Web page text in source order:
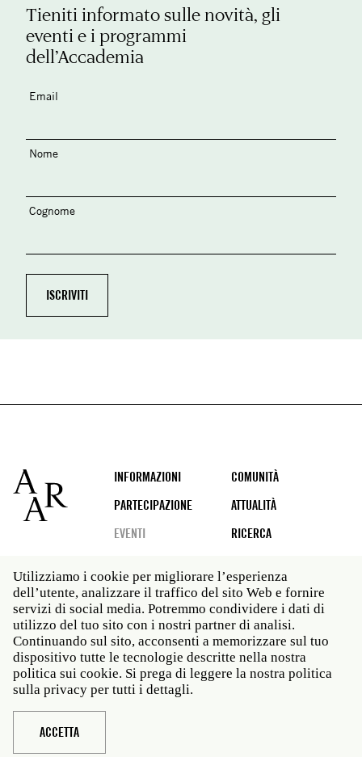
Tieniti informato sulle novità, gli
eventi e i programmi
dell’Accademia
Email
Nome
Cognome
Footer
INFORMAZIONI
COMUNITÀ
PARTECIPAZIONE
ATTUALITÀ
EVENTI
RICERCA
Social
media
Roma: Via Angelo Masina 5 00153 Roma ITALIA · t 39
06 58461 · f 39 06 5810788
New York: 535 West 22nd Street Third Floor New York
NY 10011 · t 212 751 7200 · f 212 751 7220
Legal
Politica sulla privacy
Utilizziamo i cookie per migliorare l’esperienza
dell’utente, analizzare il traffico del sito Web e fornire
servizi di social media. Potremmo condividere i dati di
utilizzo del tuo sito con i nostri partner di analisi.
Continuando sul sito, acconsenti a memorizzare sul tuo
dispositivo tutte le tecnologie descritte nella nostra
politica sui cookie. Si prega di leggere la nostra politica
sulla privacy per tutti i dettagli.
ACCETTA